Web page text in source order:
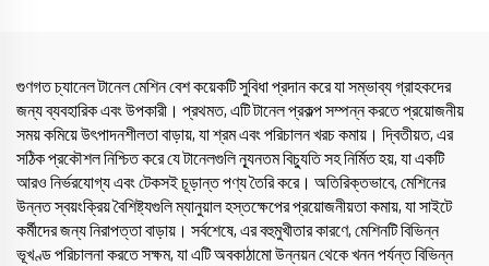
গুণগত চ্যানেল টানেল মেশিন বেশ কয়েকটি সুবিধা প্রদান করে যা সম্ভাব্য গ্রাহকদের
জন্য ব্যবহারিক এবং উপকারী। প্রথমত, এটি টানেল প্রকল্প সম্পন্ন করতে প্রয়োজনীয়
সময় কমিয়ে উৎপাদনশীলতা বাড়ায়, যা শ্রম এবং পরিচালন খরচ কমায়। দ্বিতীয়ত, এর
সঠিক প্রকৌশল নিশ্চিত করে যে টানেলগুলি ন্যূনতম বিচ্যুতি সহ নির্মিত হয়, যা একটি
আরও নির্ভরযোগ্য এবং টেকসই চূড়ান্ত পণ্য তৈরি করে। অতিরিক্তভাবে, মেশিনের
উন্নত স্বয়ংক্রিয় বৈশিষ্ট্যগুলি ম্যানুয়াল হস্তক্ষেপের প্রয়োজনীয়তা কমায়, যা সাইটে
কর্মীদের জন্য নিরাপত্তা বাড়ায়। সর্বশেষে, এর বহুমুখীতার কারণে, মেশিনটি বিভিন্ন
ভূখণ্ড পরিচালনা করতে সক্ষম, যা এটি অবকাঠামো উন্নয়ন থেকে খনন পর্যন্ত বিভিন্ন